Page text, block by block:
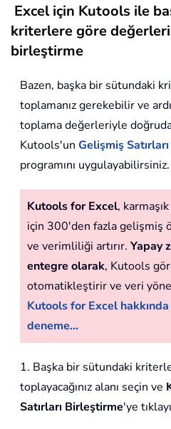
Excel için Kutools ile
kriterlere göre
birleştirme
Bazen, başka bir sütundaki
toplamanız gerekebilir ve
toplama değerleriyle
Kutools'un Gelişmiş
programını uygulayabilirsiniz.
Kutools for Excel,
için 300'den fazla gelişmiş
ve verimliliği artırır. Yapay
entegre olarak, Kutools
otomatikleştirir ve veri
Kutools for Excel
deneme...
1. Başka bir sütundaki
toplayacağınız alanı seçin ve
Satırları Birleştirme'ye